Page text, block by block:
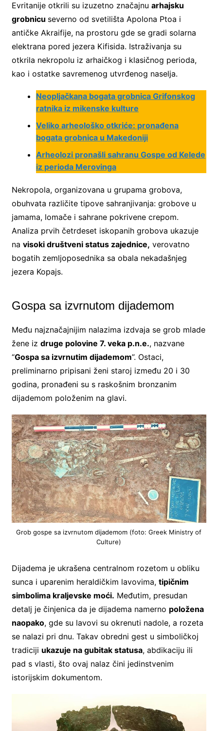
Evritanije otkrili su izuzetno značajnu arhajsku
grobnicu severno od svetilišta Apolona Ptoa i
antičke Akraifije, na prostoru gde se gradi solarna
elektrana pored jezera Kifisida. Istraživanja su
otkrila nekropolu iz arhaičkog i klasičnog perioda,
kao i ostatke savremenog utvrđenog naselja.
Neopljačkana bogata grobnica Grifonskog
ratnika iz mikenske kulture
Veliko arheološko otkriće: pronađena
bogata grobnica u Makedoniji
Arheolozi pronašli sahranu Gospe od Kelede
iz perioda Merovinga
Nekropola, organizovana u grupama grobova,
obuhvata različite tipove sahranjivanja: grobove u
jamama, lomače i sahrane pokrivene crepom.
Analiza prvih četrdeset iskopanih grobova ukazuje
na visoki društveni status zajednice, verovatno
bogatih zemljoposednika sa obala nekadašnjeg
jezera Kopajs.
Gospa sa izvrnutom dijademom
Među najznačajnijim nalazima izdvaja se grob mlade
žene iz druge polovine 7. veka p.n.e., nazvane
“Gospa sa izvrnutim dijademom”. Ostaci,
preliminarno pripisani ženi staroj između 20 i 30
godina, pronađeni su s raskošnim bronzanim
dijademom položenim na glavi.
Grob gospe sa izvrnutom dijademom (foto: Greek Ministry of
Culture)
Dijadema je ukrašena centralnom rozetom u obliku
sunca i uparenim heraldičkim lavovima, tipičnim
simbolima kraljevske moći. Međutim, presudan
detalj je činjenica da je dijadema namerno položena
naopako, gde su lavovi su okrenuti nadole, a rozeta
se nalazi pri dnu. Takav obredni gest u simboličkoj
tradiciji ukazuje na gubitak statusa, abdikaciju ili
pad s vlasti, što ovaj nalaz čini jedinstvenim
istorijskim dokumentom.